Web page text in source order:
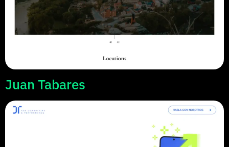
Juan Tabares